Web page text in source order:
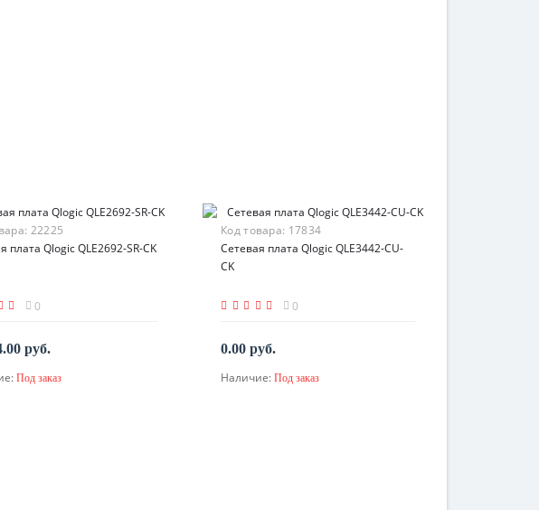
22225
плата Qlogic QLE2692-SR-CK
0
руб.
запросу
Под заказ
Код товара: 17834
Сетевая плата Qlogic QLE3442-CU-
CK
0
0.00 руб.
По запросу
Наличие: Под заказ